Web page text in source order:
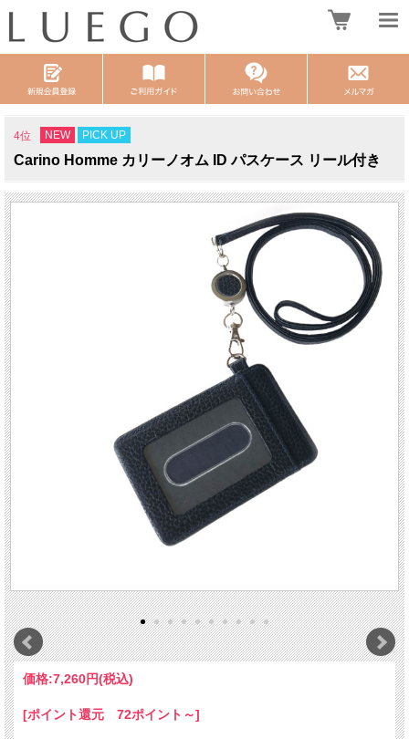
4位 NEW PICK UP
Carino Homme カリーノオム ID パスケース リール付き
価格:7,260円(税込)
[ポイント還元 72ポイント～]